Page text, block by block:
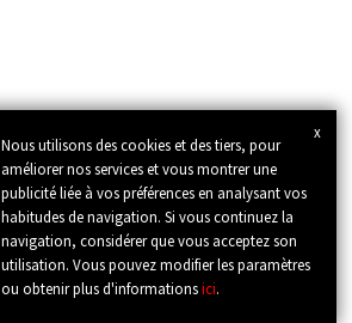
x
Nous utilisons des cookies et des tiers, pour
améliorer nos services et vous montrer une
publicité liée à vos préférences en analysant vos
habitudes de navigation. Si vous continuez la
navigation, considérer que vous acceptez son
utilisation. Vous pouvez modifier les paramètres
ou obtenir plus d'informationsici.